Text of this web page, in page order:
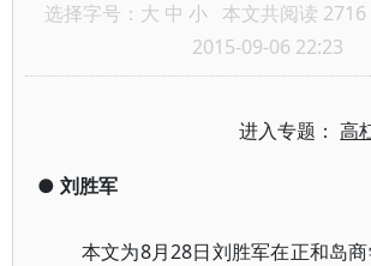
选择字号： 大 中 小 本文共阅读 2716
2015-09-06 22:23
进入专题：高
● 刘胜军
本文为8月28日刘胜军在正和岛